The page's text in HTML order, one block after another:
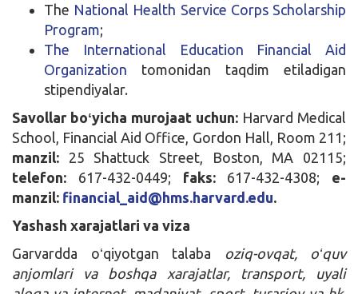
The National Health Service Corps Scholarship
Program;
The International Education Financial Aid
Organization tomonidan taqdim etiladigan
stipendiyalar.
Savollar boʻyicha murojaat uchun: Harvard Medical
School, Financial Aid Office, Gordon Hall, Room 211;
manzil: 25 Shattuck Street, Boston, MA 02115;
telefon: 617-432-0449; faks:617-432-4308; e-
manzil: financial_aid@hms.harvard.edu.
Yashash xarajatlari va viza
Garvardda oʻqiyotgan talaba
oziq-ovqat, oʻquv
anjomlari va boshqa xarajatlar, transport, uyali